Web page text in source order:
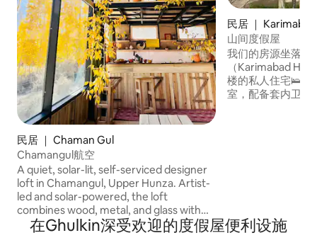
民居 ｜ Chaman Gul
Chamangul航空
A quiet, solar-lit, self-serviced designer
loft in Chamangul, Upper Hunza. Artist-
led and solar-powered, the loft
combines wood, metal, and glass with
uninterrupted views of the surrounding
mountains and river below. Designed for
民居 ｜ Karimabad
山间度假屋
我们的房源坐落在
（Karimabad
楼的私人住宅🛌内
室，配备套内卫生
在Ghulkin深受欢迎的度假屋便利设施